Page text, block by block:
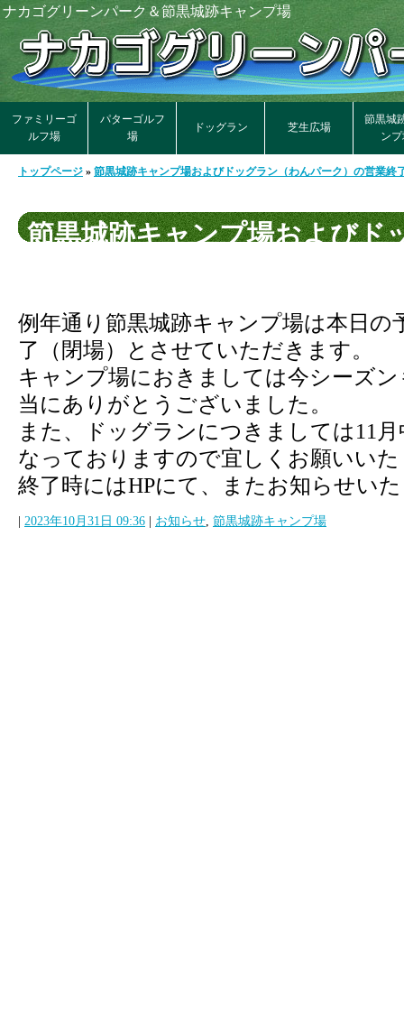
ナカゴグリーンパーク＆節黒城跡キャンプ場
ファミリーゴ
ルフ場
パターゴルフ
場
ドッグラン 芝生広場
節黒城
ン
トップページ » 節黒城跡キャンプ場およびドッグラン（わんパーク）の営業終
節黒城跡キャンプ場およびド
例年通り節黒城跡キャンプ場は本日の
了（閉場）とさせていただきます。
キャンプ場におきましては今シーズ
当にありがとうございました。
また、ドッグランにつきましては11
なっておりますので宜しくお願いい
終了時にはHPにて、またお知らせい
2023年10月31日 09:36 お知らせ 節黒城跡キャンプ場